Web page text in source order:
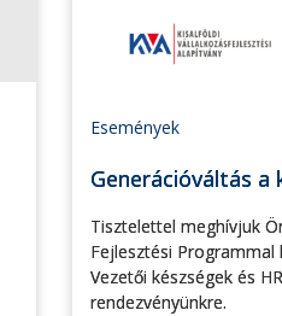
Események
Generációváltás a
Tisztelettel meghívjuk
Fejlesztési
Vezetői készségek és
rendezvényünkre.